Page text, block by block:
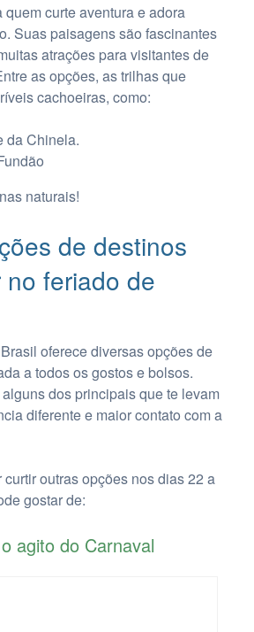
curte aventura e adora
Suas paisagens são fascinantes
atrações para visitantes de
as opções, as trilhas que
cachoeiras, como:
da Chinela.
naturais!
de destinos
feriado de
oferece diversas opções de
a todos os gostos e bolsos.
dos principais que te levam
diferente e maior contato com a
curtir outras opções nos dias 22 a
gostar de:
agito do Carnaval